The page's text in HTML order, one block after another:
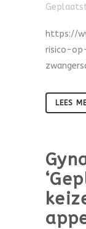
https://
risico-
LEES